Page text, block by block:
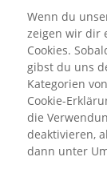
Wenn du
zeigen wir dir
Cookies.
gibst du uns
Kategorien
Cookie-
die
deaktivieren,
dann unter